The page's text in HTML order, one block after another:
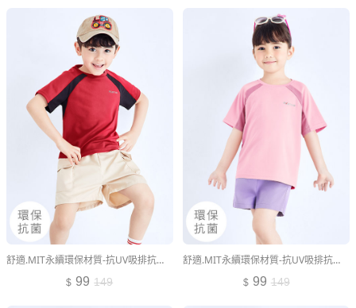
舒適.MIT永續環保材質-抗UV吸排抗菌拼色透氣網眼上衣-童裝
99 149
舒適.MIT永續環保材質-抗UV吸排抗菌拼色透氣網眼上衣-童裝
99 149